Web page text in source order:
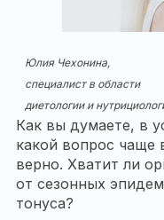
Юлия Чехонина,
специалист в области
диетологии и
Как вы думаете, в
какой вопрос чаще
верно. Хватит ли
от сезонных
тонуса?